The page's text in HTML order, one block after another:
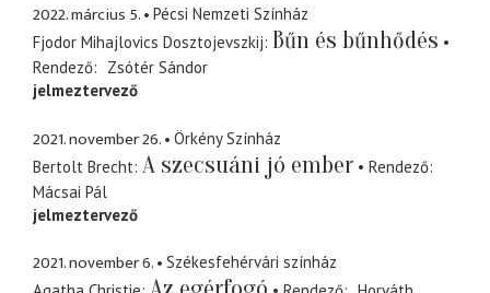
2022. március 5.
Pécsi Nemzeti Színház
Fjodor Mihajlovics Dosztojevszkij Bűn és bűnhődés
Rendező
Zsótér Sándor
jelmeztervező
2021. november 26.
Örkény Színház
Bertolt Brecht A szecsuáni jó ember
Rendező
Mácsai Pál
jelmeztervező
2021. november 6.
Székesfehérvári színház